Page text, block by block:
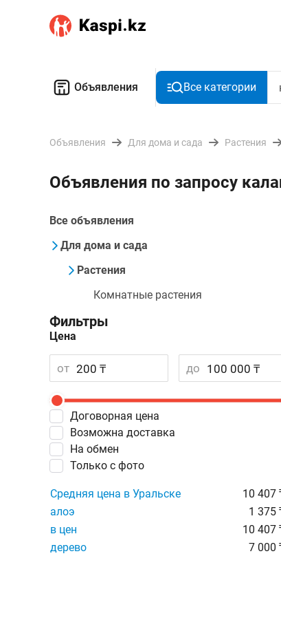
Объявления Все категории
Объявления Для дома и сада Растения
Объявления по запросу
Все объявления
Для дома и сада
Растения
Комнатные растения
Фильтры
Цена
от до
Договорная цена
Возможна доставка
На обмен
Только с фото
Средняя цена в Уральске
10 407
алоэ
1 375
в цен
10 407
дерево
7 000